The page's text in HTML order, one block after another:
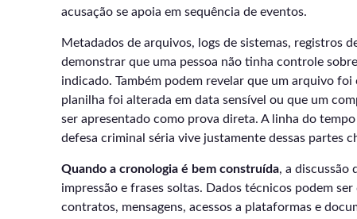
acusação se apoia em sequência de eventos.
Metadados de arquivos, logs de sistemas, registros
demonstrar que uma pessoa não tinha controle
indicado. Também podem revelar que um arquivo
planilha foi alterada em data sensível ou que um
ser apresentado como prova direta. A linha do
defesa criminal séria vive justamente dessas partes
Quando a cronologia é bem construída, a discussão
impressão e frases soltas. Dados técnicos podem
contratos, mensagens, acessos a plataformas e